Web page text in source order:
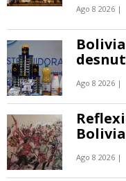
Ago 8 2026 |
Ago 8 2026 |
Bolivia
Ago 8 2026 |